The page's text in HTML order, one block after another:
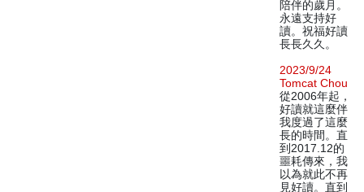
陪伴的歲月。
永遠支持好
讀。祝福好讀
長長久久。
2023/9/24
Tomcat Chou
從2006年起，
好讀就這麼伴
我度過了這麼
長的時間。直
到2017.12的
噩耗傳來，我
以為就此不再
見好讀。直到